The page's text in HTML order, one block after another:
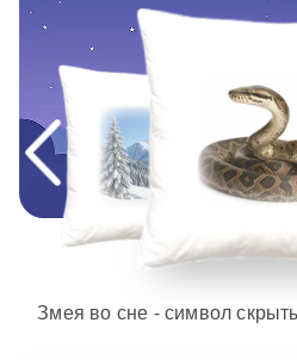
Змея во сне - символ